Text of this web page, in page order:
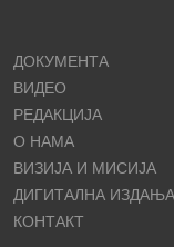
ДОКУМЕНТА
ВИДЕО
РЕДАКЦИЈА
О НАМА
ВИЗИЈА И МИСИЈА
ДИГИТАЛНА ИЗДАЊА
КОНТАКТ